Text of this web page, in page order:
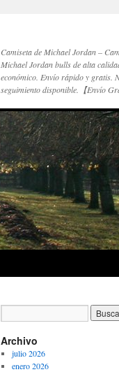
Camiseta de Michael Jordan –
Michael Jordan bulls de alta
económico. Envío rápido y gratis.
seguimiento disponible.【Envío
Archivo
julio 2026
enero 2026